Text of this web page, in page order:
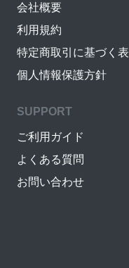
会社概要
利用規約
特定商取引に基づく
個人情報保護方針
SUPPORT
ご利用ガイド
よくある質問
お問い合わせ